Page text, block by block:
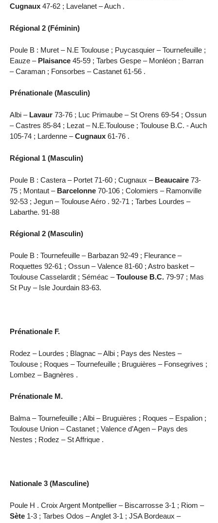
Cugnaux 47-62 ; Lavelanet – Auch .
Régional 2 (Féminin)
Poule B : Muret – N.E Toulouse ; Puycasquier – Tournefeuille ;
Eauze – Plaisance 45-59 ; Tarbes Gespe – Monléon ; Barran
– Caraman ; Fonsorbes – Castanet 61-56 .
Prénationale (Masculin)
Albi – Lavaur 73-76 ; Luc Primaube – St Orens 69-54 ; Ossun
– Castres 85-84 ; Lezat – N.E.Toulouse ; Toulouse B.C. - Auch
105-74 ; Lardenne –Cugnaux 61-76 .
Régional 1 (Masculin)
Poule B : Castera – Portet 71-60 ; Cugnaux – Beaucaire 73-
75 ; Montaut – Barcelonne 70-106 ; Colomiers – Ramonville
92-53 ; Jegun – Toulouse Aéro . 92-71 ; Tarbes Lourdes –
Labarthe. 91-88
Régional 2 (Masculin)
Poule B : Tournefeuille – Barbazan 92-49 ; Fleurance –
Roquettes 92-61 ; Ossun – Valence 81-60 ; Astro basket –
Toulouse Casselardit ; Séméac –Toulouse B.C. 79-97 ; Mas
St Puy – Isle Jourdain 83-63.
Prénationale F.
Rodez – Lourdes ; Blagnac – Albi ; Pays des Nestes –
Toulouse ; Roques – Tournefeuille ; Bruguières – Fonsegrives ;
Lombez – Bagnères .
Prénationale M.
Balma – Tournefeuille ; Albi – Bruguières ; Roques – Espalion ;
Toulouse Union – Castanet ; Valence d’Agen – Pays des
Nestes ; Rodez – St Affrique .
Nationale 3 (Masculine)
Poule H . Croix Argent Montpellier – Biscarrosse 3-1 ; Riom –
Sète 1-3 ; Tarbes Odos – Anglet 3-1 ; JSA Bordeaux –